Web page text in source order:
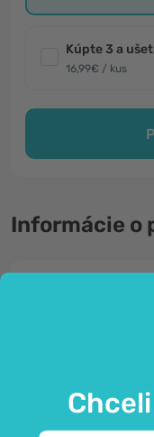
Kúpte 3 a
16,99€ / kus
Informácie o
Máte často pocit,